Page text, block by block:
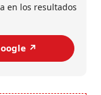
en los resultados
↗️